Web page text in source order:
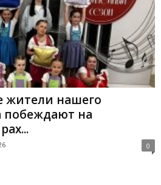
жители нашего
побеждают на
0